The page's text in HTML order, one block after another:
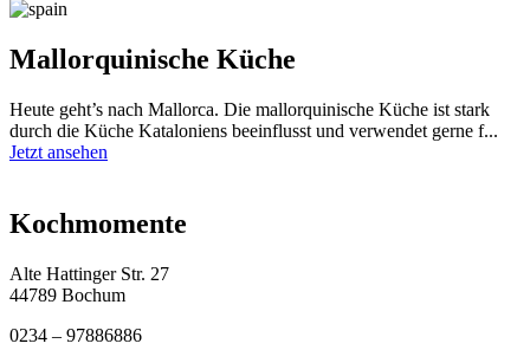
Mallorquinische Küche
Heute geht’s nach Mallorca. Die mallorquinische Küche ist stark
durch die Küche Kataloniens beeinflusst und verwendet gerne f...
Jetzt ansehen
Kochmomente
Alte Hattinger Str. 27
44789 Bochum
0234 – 97886886